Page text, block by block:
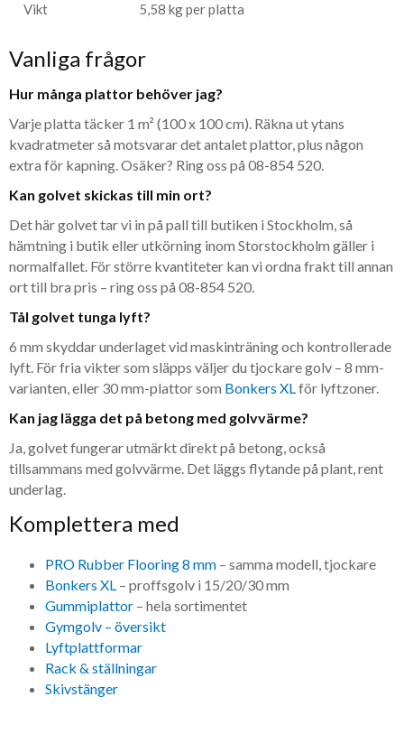
Vikt 5,58 kg per platta
Vanliga frågor
Hur många plattor behöver jag?
Varje platta täcker 1 m² (100 x 100 cm). Räkna ut ytans
kvadratmeter så motsvarar det antalet plattor, plus någon
extra för kapning. Osäker? Ring oss på 08-854 520.
Kan golvet skickas till min ort?
Det här golvet tar vi in på pall till butiken i Stockholm, så
hämtning i butik eller utkörning inom Storstockholm gäller i
normalfallet. För större kvantiteter kan vi ordna frakt till annan
ort till bra pris – ring oss på 08-854 520.
Tål golvet tunga lyft?
6 mm skyddar underlaget vid maskinträning och kontrollerade
lyft. För fria vikter som släpps väljer du tjockare golv – 8 mm-
varianten, eller 30 mm-plattor som Bonkers XLför lyftzoner.
Kan jag lägga det på betong med golvvärme?
Ja, golvet fungerar utmärkt direkt på betong, också
tillsammans med golvvärme. Det läggs flytande på plant, rent
underlag.
Komplettera med
PRO Rubber Flooring 8 mm – samma modell, tjockare
Bonkers XL – proffsgolv i 15/20/30 mm
Gummiplattor – hela sortimentet
Gymgolv – översikt
Lyftplattformar
Rack & ställningar
Skivstänger